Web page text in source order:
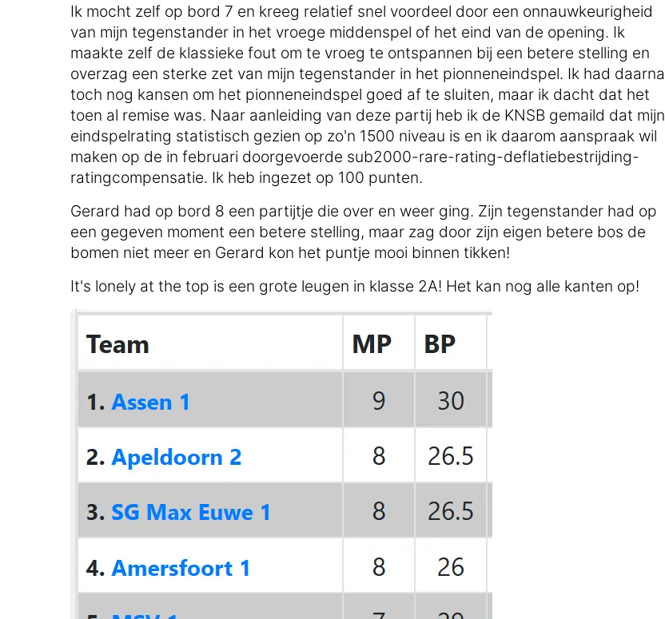
Ik mocht zelf op bord 7 en kreeg relatief snel voordeel door een onnauwkeurigheid
van mijn tegenstander in het vroege middenspel of het eind van de opening. Ik
maakte zelf de klassieke fout om te vroeg te ontspannen bij een betere stelling en
overzag een sterke zet van mijn tegenstander in het pionneneindspel. Ik had daarna
toch nog kansen om het pionneneindspel goed af te sluiten, maar ik dacht dat het
toen al remise was. Naar aanleiding van deze partij heb ik de KNSB gemaild dat mijn
eindspelrating statistisch gezien op zo'n 1500 niveau is en ik daarom aanspraak wil
maken op de in februari doorgevoerde sub2000-rare-rating-deflatiebestrijding-
ratingcompensatie. Ik heb ingezet op 100 punten.
Gerard had op bord 8 een partijtje die over en weer ging. Zijn tegenstander had op
een gegeven moment een betere stelling, maar zag door zijn eigen betere bos de
bomen niet meer en Gerard kon het puntje mooi binnen tikken!
It's lonely at the top is een grote leugen in klasse 2A! Het kan nog alle kanten op!